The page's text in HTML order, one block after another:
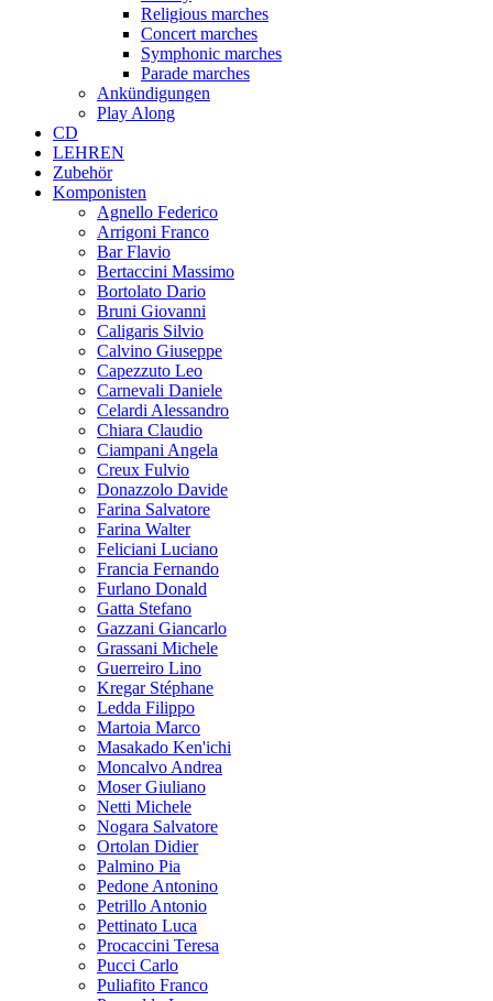
Religious marches
Concert marches
Symphonic marches
Parade marches
Ankündigungen
Play Along
CD
LEHREN
Zubehör
Komponisten
Agnello Federico
Arrigoni Franco
Bar Flavio
Bertaccini Massimo
Bortolato Dario
Bruni Giovanni
Caligaris Silvio
Calvino Giuseppe
Capezzuto Leo
Carnevali Daniele
Celardi Alessandro
Chiara Claudio
Ciampani Angela
Creux Fulvio
Donazzolo Davide
Farina Salvatore
Farina Walter
Feliciani Luciano
Francia Fernando
Furlano Donald
Gatta Stefano
Gazzani Giancarlo
Grassani Michele
Guerreiro Lino
Kregar Stéphane
Ledda Filippo
Martoia Marco
Masakado Ken'ichi
Moncalvo Andrea
Moser Giuliano
Netti Michele
Nogara Salvatore
Ortolan Didier
Palmino Pia
Pedone Antonino
Petrillo Antonio
Pettinato Luca
Procaccini Teresa
Pucci Carlo
Puliafito Franco